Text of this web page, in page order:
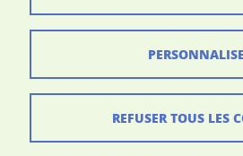
Crédits
Contacts
REFUSER TOUS LES